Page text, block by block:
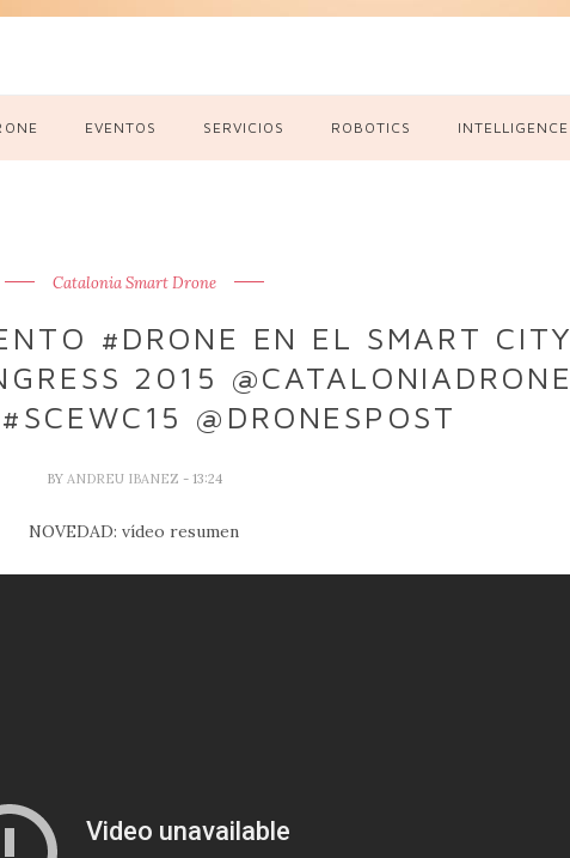
EVENTOS SERVICIOS ROBOTICS INTELLIGENCE
Catalonia Smart Drone
#DRONE EN EL SMART CITY
2015 @CATALONIADRONE
@DRONESPOST
BY ANDREU IBANEZ - 13:24
NOVEDAD: vídeo resumen